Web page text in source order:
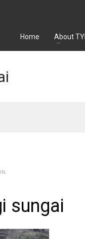
Home About TYI
sungai